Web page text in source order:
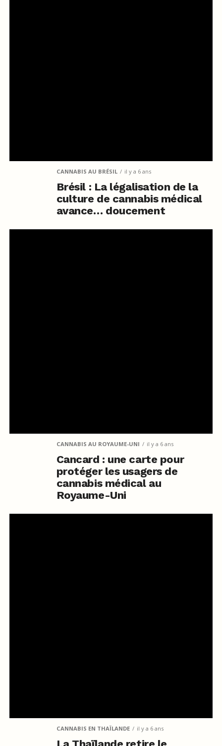
CANNABIS AU BRÉSIL il y a 6 ans
Brésil : La légalisation de la
culture de cannabis médical
avance… doucement
CANNABIS AU ROYAUME-UNI il y a 6 ans
Cancard : une carte pour
protéger les usagers de
cannabis médical au
Royaume-Uni
CANNABIS EN THAÏLANDE il y a 6 ans